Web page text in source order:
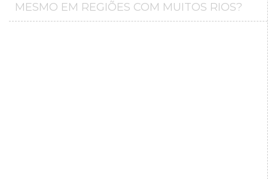
MESMO EM REGIÕES COM MUITOS RIOS?